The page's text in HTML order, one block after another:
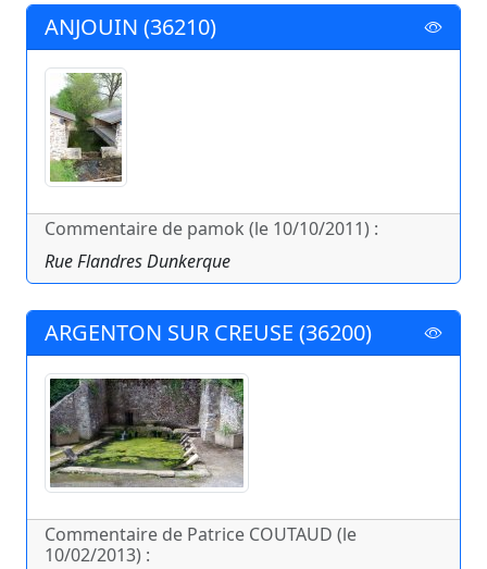
ANJOUIN (36210)
Commentaire de pamok (le 10/10/2011) :
Rue Flandres Dunkerque
ARGENTON SUR CREUSE (36200)
Commentaire de Patrice COUTAUD (le
10/02/2013) :